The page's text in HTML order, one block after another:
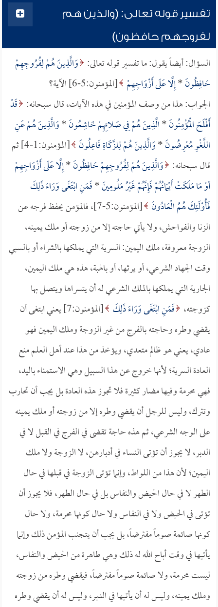
تفسير قوله تعالى: (والذين هم
لفروجهم حافظون)
السؤال: أيضاً يقول: ما تفسير قوله تعالى: وَالَّذِينَ هُمْ لِفُرُوجِهِمْ
حَافِظُونَ*إِلَّا عَلَى أَزْوَاجِهِمْ [المؤمنون:5-6] الآية؟
الجواب: هذا من وصف المؤمنين في هذه الآيات، قال سبحانه: قَدْ
أَفْلَحَ الْمُؤْمِنُونَ*الَّذِينَ هُمْ فِي صَلاتِهِمْ خَاشِعُونَ*وَالَّذِينَ هُمْ عَنِ
اللَّغْوِ مُعْرِضُونَ*وَالَّذِينَ هُمْ لِلزَّكَاةِ فَاعِلُونَ
[المؤمنون:1-4] ثم
قال سبحانه: وَالَّذِينَ هُمْ لِفُرُوجِهِمْ حَافِظُونَ*إِلَّا عَلَى أَزْوَاجِهِمْ
أوْ مَا مَلَكَتْ أَيْمَانُهُمْ فَإِنَّهُمْ غَيْرُ مَلُومِينَ*فَمَنِ ابْتَغَى وَرَاءَ ذَلِكَ
فَأُوْلَئِكَ هُمُ الْعَادُونَ
[المؤمنون:5-7]، فالمؤمن يحفظ فرجه عن
الزنا والفواحش، ولا يأتي حاجته إلا من زوجته أو ملك يمينه،
الزوجة معروفة، ملك اليمين: السرية التي يملكها بالشراء أو بالسبي
وقت الجهاد الشرعي، أو يرثها، أو بالهبة، هذه هي ملك اليمين،
الجارية التي يملكها بالملك الشرعي له أن يتسراها ويتصل بها
كزوجته، فَمَنِ ابْتَغَى وَرَاءَ ذَلِكَ
[المؤمنون:7] يعني ابتغى أن
يقضي وطره وحاجته بالفرج من غير الزوجة وملك اليمين فهو
عادي، يعني هو ظالم متعدي، ويؤخذ من هذا عند أهل العلم منع
العادة السرية؛ لأنها خروج عن هذا السبيل وهي الاستمناء باليد،
فهي محرمة وفيها مضار كثيرة فلا تجوز هذه العادة بل يجب أن تحارب
وتترك، وليس للرجل أن يقضي وطره إلا من زوجته أو ملك يمينه
على الوجه الشرعي، ثم هذه حاجة تقضى في الفرج في القبل لا في
الدبر، لا يجوز أن تؤتى النساء في أدبارهن، لا الزوجة ولا ملك
اليمين؛ لأن هذا من اللواط، وإنما تؤتى الزوجة في قبلها في حال
الطهر لا في حال الحيض والنفاس بل في حال الطهر، فلا يجوز أن
تؤتى في الحيض ولا في النفاس ولا حال كونها محرمة، ولا حال
كونها صائمة صوماً مفترضاً، بل يجب أن يتجنب المؤمن ذلك وإنما
يأتيها في وقت أباح الله له ذلك وهي طاهرة من الحيض والنفاس،
ليست محرمة، ولا صائمة صوماً مفترضاً، فيقضي وطره من زوجته
وملك يمينه، وليس له أن يأتيها في الدبر، وليس له أن يقضي وطره